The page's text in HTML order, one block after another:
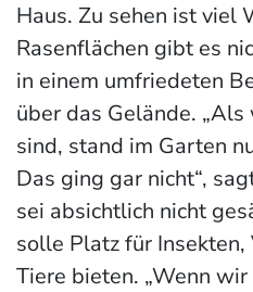
Haus. Zu sehen ist
Rasenflächen gibt es
in einem umfriedeten
über das Gelände.
sind, stand im Garten
Das ging gar nicht“,
sei absichtlich nicht
solle Platz für
Tiere bieten. „Wenn